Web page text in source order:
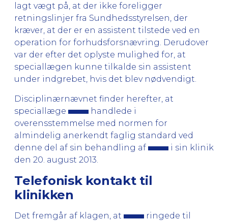
lagt vægt på, at der ikke foreligger
retningslinjer fra Sundhedsstyrelsen, der
kræver, at der er en assistent tilstede ved en
operation for forhudsforsnævring. Derudover
var der efter det oplyste mulighed for, at
speciallægen kunne tilkalde sin assistent
under indgrebet, hvis det blev nødvendigt.
Disciplinærnævnet finder herefter, at
speciallæge
handlede i
overensstemmelse med normen for
almindelig anerkendt faglig standard ved
denne del af sin behandling af
i sin klinik
den 20. august 2013.
Telefonisk kontakt til
klinikken
Det fremgår af klagen, at
ringede til